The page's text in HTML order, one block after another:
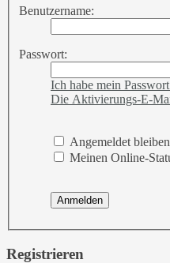
Benutzername:
Passwort:
Ich habe mein
Die Aktivierungs-E-
Angemeldet bleiben
Meinen Online-
Registrieren